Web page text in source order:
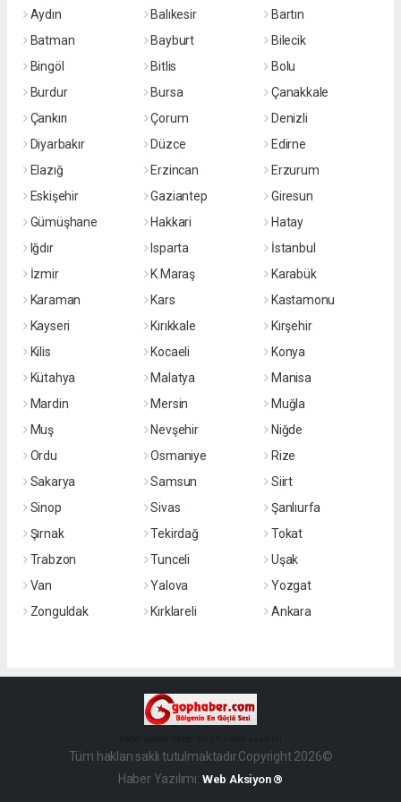
Aydın
Balıkesir
Bartın
Batman
Bayburt
Bilecik
Bingöl
Bitlis
Bolu
Burdur
Bursa
Çanakkale
Çankırı
Çorum
Denizli
Diyarbakır
Düzce
Edirne
Elazığ
Erzincan
Erzurum
Eskişehir
Gaziantep
Giresun
Gümüşhane
Hakkari
Hatay
Iğdır
Isparta
İstanbul
İzmir
K.Maraş
Karabük
Karaman
Kars
Kastamonu
Kayseri
Kırıkkale
Kırşehir
Kilis
Kocaeli
Konya
Kütahya
Malatya
Manisa
Mardin
Mersin
Muğla
Muş
Nevşehir
Niğde
Ordu
Osmaniye
Rize
Sakarya
Samsun
Siirt
Sinop
Sivas
Şanlıurfa
Şırnak
Tekirdağ
Tokat
Trabzon
Tunceli
Uşak
Van
Yalova
Yozgat
Zonguldak
Kırklareli Ankara
Tüm hakları saklı tutulmaktadır.Copyright 2026©
Haber Yazılımı: Web Aksiyon ®